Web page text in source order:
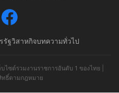
รัฐวิสาหกิจบทความทั่วไป
ซต์รวมงานราชการอันดับ 1 ของไทย |
ทธิ์ตามกฎหมาย